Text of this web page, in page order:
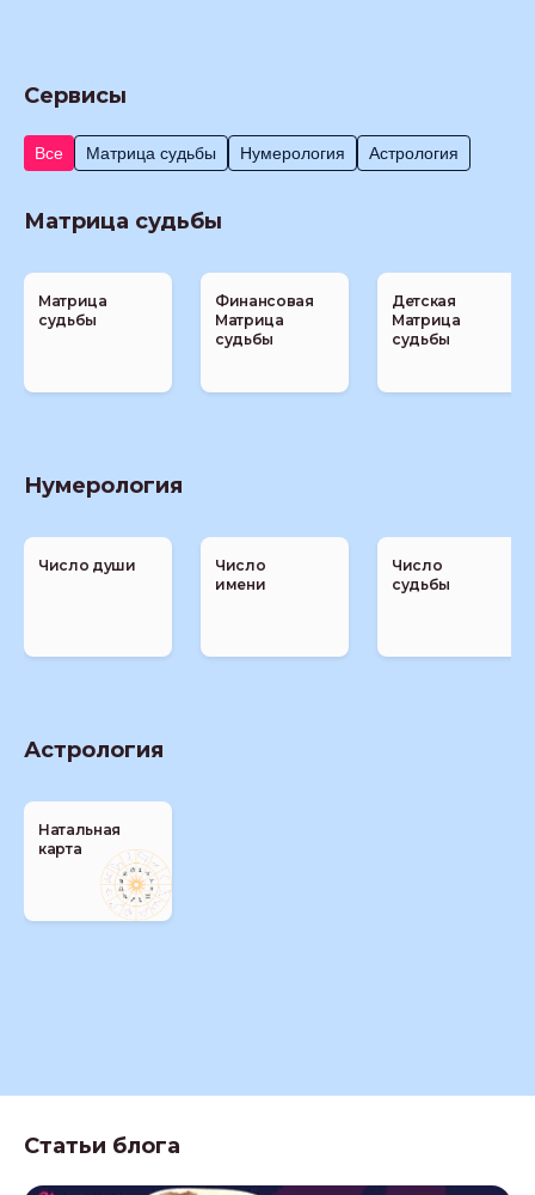
Сервисы
Все Матрица судьбы Нумерология Астрология
Матрица судьбы
Матрица
судьбы
Финансовая
Матрица
судьбы
Детская
Матрица
судьбы
Нумерология
Число души
Число
имени
Число
судьбы
Астрология
Натальная
карта
Статьи блога